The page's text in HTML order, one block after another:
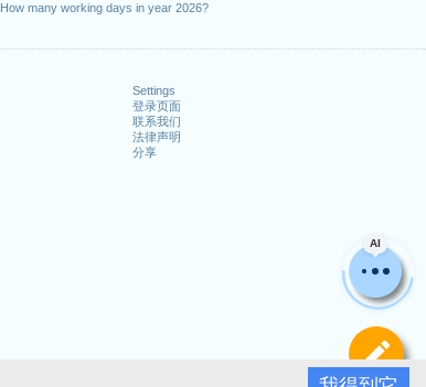
How many working days in year 2026?
Settings
登录页面
联系我们
法律声明
分享
定
AI